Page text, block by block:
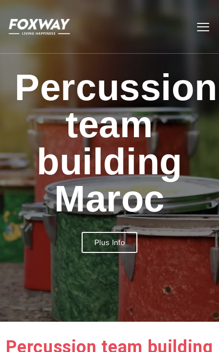
Percussion
team
building
Maroc
Plus Info
Percussion team building